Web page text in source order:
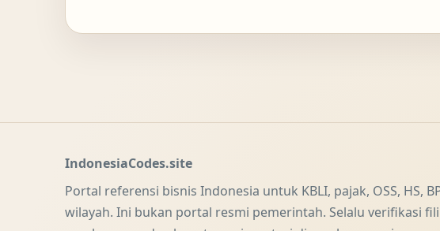
IndonesiaCodes.site
Portal referensi bisnis Indonesia untuk KBLI, pajak, OSS, HS,
wilayah. Ini bukan portal resmi pemerintah. Selalu verifikasi